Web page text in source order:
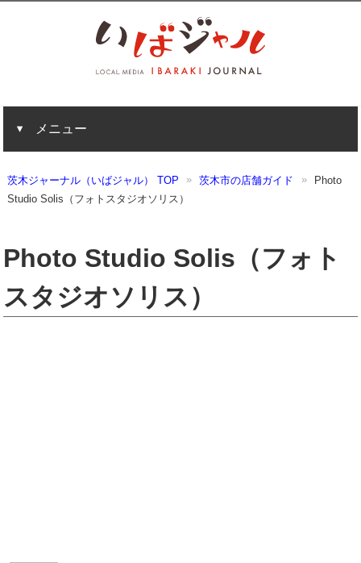
メニュー
茨木ジャーナル（いばジャル） TOP 茨木市の店舗ガイド
Photo
Studio Solis（フォトスタジオソリス）
Photo Studio Solis（フォト
スタジオソリス）